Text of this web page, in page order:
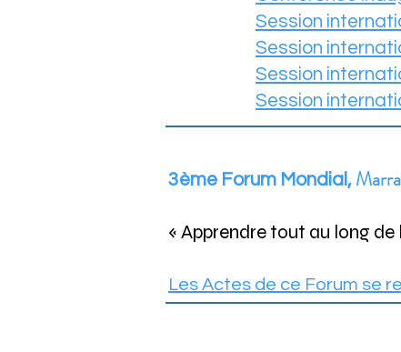
Session
Session
Session
Session
3ème Forum Mondial,
« Apprendre tout au long
Les Actes de ce Forum se